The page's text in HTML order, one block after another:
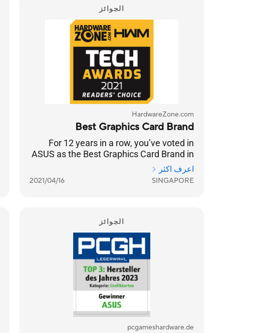
الجوائز
HardwareZone.com
Best Graphics Card Brand
For 12 years in a row, you’ve voted in
ASUS as the Best Graphics Card Brand in
our Readers’ Choice category.
اعرف اكثر
SINGAPORE
2021/04/16
الجوائز
pcgameshardware.de